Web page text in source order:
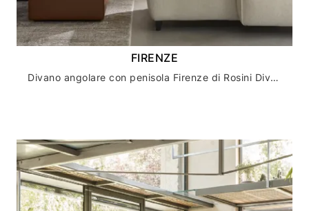
FIRENZE
Divano angolare con penisola Firenze di Rosini Divani